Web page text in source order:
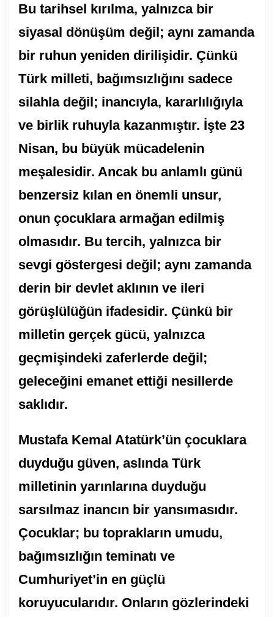
Bu tarihsel kırılma, yalnızca bir
siyasal dönüşüm değil; aynı zamanda
bir ruhun yeniden dirilişidir. Çünkü
Türk milleti, bağımsızlığını sadece
silahla değil; inancıyla, kararlılığıyla
ve birlik ruhuyla kazanmıştır. İşte 23
Nisan, bu büyük mücadelenin
meşalesidir. Ancak bu anlamlı günü
benzersiz kılan en önemli unsur,
onun çocuklara armağan edilmiş
olmasıdır. Bu tercih, yalnızca bir
sevgi göstergesi değil; aynı zamanda
derin bir devlet aklının ve ileri
görüşlülüğün ifadesidir. Çünkü bir
milletin gerçek gücü, yalnızca
geçmişindeki zaferlerde değil;
geleceğini emanet ettiği nesillerde
saklıdır.
Mustafa Kemal Atatürk’ün çocuklara
duyduğu güven, aslında Türk
milletinin yarınlarına duyduğu
sarsılmaz inancın bir yansımasıdır.
Çocuklar; bu toprakların umudu,
bağımsızlığın teminatı ve
Cumhuriyet’in en güçlü
koruyucularıdır. Onların gözlerindeki